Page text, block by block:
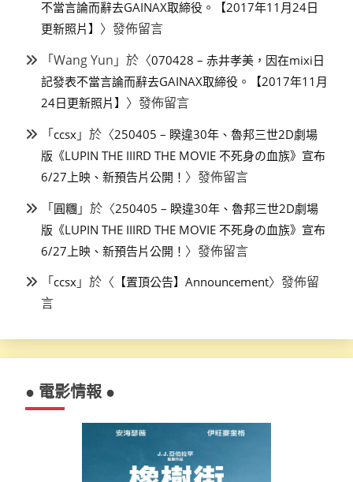
不當言論而辭去GAINAX取締役。【2017年11月24日
更新照片】 〉發佈留言
「Wang Yun 」於〈070428 – 赤井孝美，因在mixi日
記發表不當言論而辭去GAINAX取締役。【2017年11月
24日更新照片】 〉發佈留言
「ccsx 」於〈250405 – 睽違30年、魯邦三世2D劇場
版《LUPIN THE IIIRD THE MOVIE 不死身の血族》宣布
6/27上映、新預告片公開！ 〉發佈留言
「圓糰 」於〈250405 – 睽違30年、魯邦三世2D劇場
版《LUPIN THE IIIRD THE MOVIE 不死身の血族》宣布
6/27上映、新預告片公開！ 〉發佈留言
「ccsx 」於〈 【置頂公告】Announcement〉發佈留
言
● 電影情報 ●